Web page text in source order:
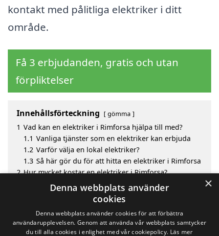
kontakt med pålitliga elektriker i ditt
område.
Få 3 erbjudanden, gratis och utan
förpliktelser
Innehållsförteckning gömma
1 Vad kan en elektriker i Rimforsa hjälpa till med?
1.1 Vanliga tjänster som en elektriker kan erbjuda
1.2 Varför välja en lokal elektriker?
1.3 Så här gör du för att hitta en elektriker i Rimforsa
2 Hur mycket kostar en elektriker i Rimforsa?
Fördelar med att välja elektriker i Rimforsa
Sök efter en skicklig elektriker i de omgivande
×
Denna webbplats använder
cookies
Denna webbplats använder cookies för att förbättra
användarupplevelsen. Genom att använda vår webbplats samtycker
du till alla cookies i enlighet med vår cookiepolicy. Läs mer